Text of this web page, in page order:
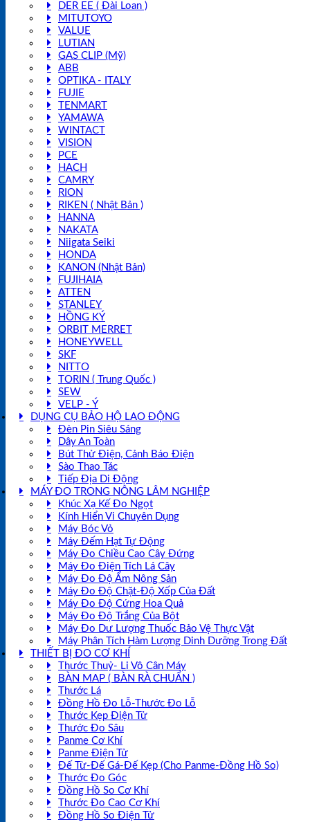
DER EE ( Đài Loan )
MITUTOYO
VALUE
LUTIAN
GAS CLIP (Mỹ)
ABB
OPTIKA - ITALY
FUJIE
TENMART
YAMAWA
WINTACT
VISION
PCE
HACH
CAMRY
RION
RIKEN ( Nhật Bản )
HANNA
NAKATA
Niigata Seiki
HONDA
KANON (Nhật Bản)
FUJIHAIA
ATTEN
STANLEY
HỒNG KÝ
ORBIT MERRET
HONEYWELL
SKF
NITTO
TORIN ( Trung Quốc )
SEW
VELP - Ý
DỤNG CỤ BẢO HỘ LAO ĐỘNG
Đèn Pin Siêu Sáng
Dây An Toàn
Bút Thử Điện, Cảnh Báo Điện
Sào Thao Tác
Tiếp Địa Di Động
MÁY ĐO TRONG NÔNG LÂM NGHIỆP
Khúc Xạ Kế Đo Ngọt
Kính Hiển Vi Chuyên Dụng
Máy Bóc Vỏ
Máy Đếm Hạt Tự Động
Máy Đo Chiều Cao Cây Đứng
Máy Đo Điện Tích Lá Cây
Máy Đo Độ Ẩm Nông Sản
Máy Đo Độ Chặt-Độ Xốp Của Đất
Máy Đo Độ Cứng Hoa Quả
Máy Đo Độ Trắng Của Bột
Máy Đo Dư Lượng Thuốc Bảo Vệ Thực Vật
Máy Phân Tích Hàm Lượng Dinh Dưỡng Trong Đất
THIẾT BỊ ĐO CƠ KHÍ
Thước Thuỷ- Li Vô Cân Máy
BÀN MAP ( BÀN RÀ CHUẨN )
Thước Lá
Đồng Hồ Đo Lỗ-Thước Đo Lỗ
Thước Kẹp Điện Tử
Thước Đo Sâu
Panme Cơ Khí
Panme Điện Tử
Đế Từ-Đế Gá-Đế Kẹp (Cho Panme-Đồng Hồ So)
Thước Đo Góc
Đồng Hồ So Cơ Khí
Thước Đo Cao Cơ Khí
Đồng Hồ So Điện Tử